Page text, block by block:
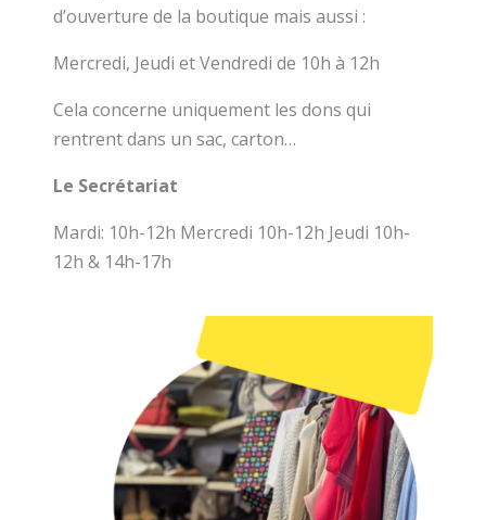
d’ouverture de la boutique mais aussi :
Mercredi, Jeudi et Vendredi de 10h à 12h
Cela concerne uniquement les dons qui
rentrent dans un sac, carton…
Le Secrétariat
Mardi: 10h-12h Mercredi 10h-12h Jeudi 10h-
12h & 14h-17h